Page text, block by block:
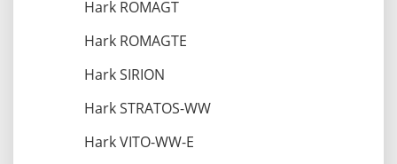
Hark ROMAGT
Hark ROMAGTE
Hark SIRION
Hark STRATOS-WW
Hark VITO-WW-E